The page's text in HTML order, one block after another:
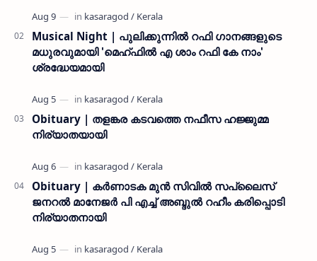
നൽകി കാസ…
Musical Night | പുലിക്കുന്നിൽ റഫി ഗാനങ്ങളുടെ
മധുരവുമായി 'മെഹ്ഫിൽ എ ശാം റഫി കേ നാം'
ശ്രദ്ധേയമായി
Obituary | തളങ്കര കടവത്തെ നഫീസ ഹജ്ജുമ്മ
നിര്യാതയായി
Obituary | കർണാടക മുൻ സിവില്‍ സപ്ലൈസ്
ജനറൽ മാനേജർ പി എച്ച് അബ്ദുൽ റഹീം കരിപ്പൊടി
നിര്യാതനായി